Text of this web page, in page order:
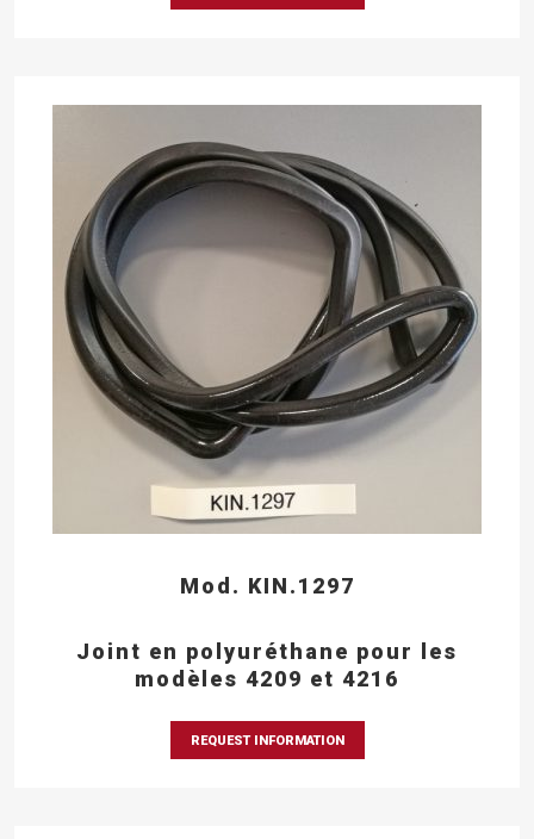
Mod. KIN.1297
Joint en polyuréthane pour les
modèles 4209 et 4216
REQUEST INFORMATION